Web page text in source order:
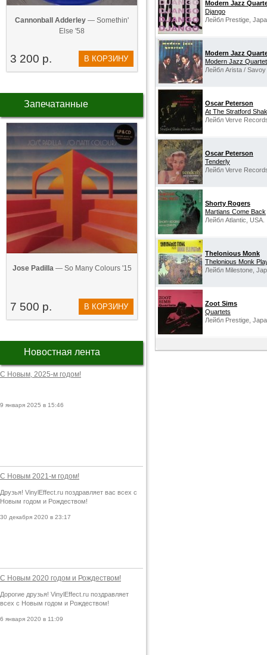
Cannonball Adderley — Somethin'
Else '58
3 200 р. В КОРЗИНУ
Запечатанные
Jose Padilla— So Many Colours '15
7 500 р. В КОРЗИНУ
Новостная лента
С Новым, 2025-м годом!
9 января 2025 в 15:46
С Новым 2021-м годом!
Друзья! VinylEffect.ru поздравляет вас всех с
Новым годом и Рождеством!
30 декабря 2020 в 23:17
С Новым 2020 годом и Рождеством!
Дорогие друзья! VinylEffect.ru поздравляет
всех с Новым годом и Рождеством!
6 января 2020 в 11:09
Modern Jazz
Django
Лейбл Prestige,
Modern Jazz
Modern Jazz Quartet
Лейбл Arista /
Oscar Peterson
At The Stratford
Лейбл Verve
Oscar Peterson
Tenderly
Лейбл Verve
Shorty Rogers
Martians Come Back
Лейбл Atlantic, USA.
Thelonious Monk
Thelonious Monk
Лейбл Milestone,
Zoot Sims
Quartets
Лейбл Prestige,